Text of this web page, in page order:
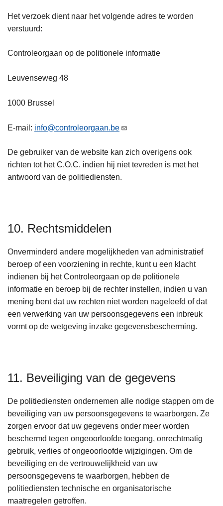
Het verzoek dient naar het volgende adres te worden
verstuurd:
Controleorgaan op de politionele informatie
Leuvenseweg 48
1000 Brussel
E-mail: info@controleorgaan.be
De gebruiker van de website kan zich overigens ook
richten tot het C.O.C. indien hij niet tevreden is met het
antwoord van de politiediensten.
10. Rechtsmiddelen
Onverminderd andere mogelijkheden van administratief
beroep of een voorziening in rechte, kunt u een klacht
indienen bij het Controleorgaan op de politionele
informatie en beroep bij de rechter instellen, indien u van
mening bent dat uw rechten niet worden nageleefd of dat
een verwerking van uw persoonsgegevens een inbreuk
vormt op de wetgeving inzake gegevensbescherming.
11. Beveiliging van de gegevens
De politiediensten ondernemen alle nodige stappen om de
beveiliging van uw persoonsgegevens te waarborgen. Ze
zorgen ervoor dat uw gegevens onder meer worden
beschermd tegen ongeoorloofde toegang, onrechtmatig
gebruik, verlies of ongeoorloofde wijzigingen. Om de
beveiliging en de vertrouwelijkheid van uw
persoonsgegevens te waarborgen, hebben de
politiediensten technische en organisatorische
maatregelen getroffen.